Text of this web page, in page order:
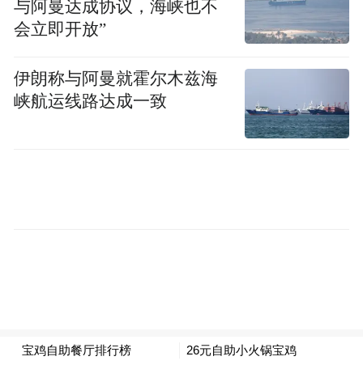
与阿曼达成协议，海峡也不
会立即开放”
伊朗称与阿曼就霍尔木兹海
峡航运线路达成一致